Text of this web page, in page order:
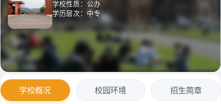
学校性质：公办
学历层次：中专
学校概况 校园环境 招生简章